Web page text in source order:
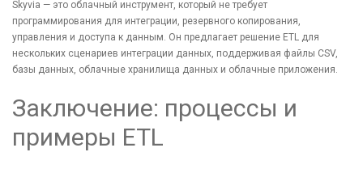
Skyvia — это облачный инструмент, который не требует
программирования для интеграции, резервного копирования,
управления и доступа к данным. Он предлагает решение ETL для
нескольких сценариев интеграции данных, поддерживая файлы CSV,
базы данных, облачные хранилища данных и облачные приложения.
Заключение: процессы и
примеры ETL